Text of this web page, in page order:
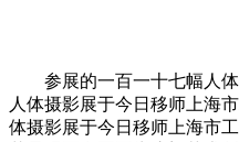
参展的一百一十七幅人体
人体摄影展于今日移师上海
体摄影展于今日移师上海市